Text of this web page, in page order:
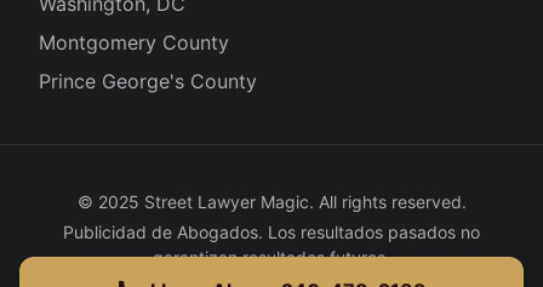
Montgomery County
Prince George's County
© 2025 Street Lawyer Magic. All rights reserved.
Publicidad de Abogados. Los resultados pasados no
garantizan resultados futuros.